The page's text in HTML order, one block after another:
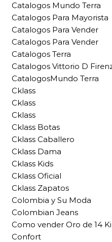
Catalogos Mundo Terra
Catalogos Para Mayorista
Catalogos Para Vender
Catalogos Para Vender
Catalogos Terra
Catalogos Vittorio D
CatalogosMundo Terra
Cklass
Cklass
Cklass
Cklass Botas
Cklass Caballero
Cklass Dama
Cklass Kids
Cklass Oficial
Cklass Zapatos
Colombia y Su Moda
Colombian Jeans
Como vender Oro de 14
Confort